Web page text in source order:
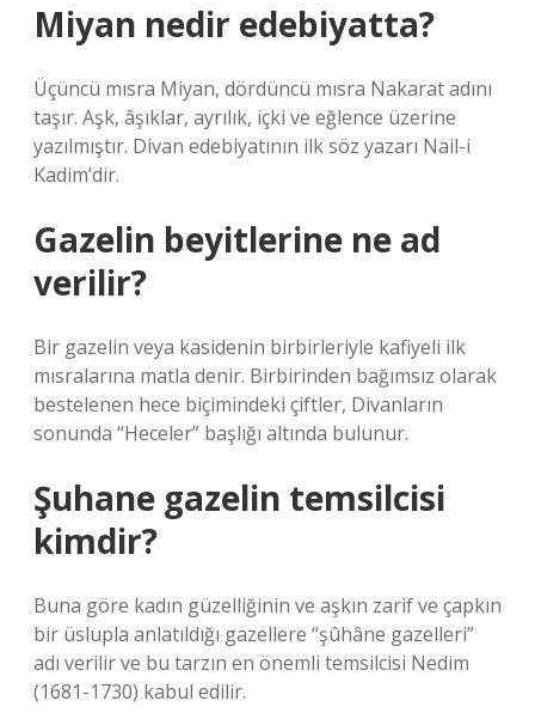
Miyan nedir edebiyatta?
Üçüncü mısra Miyan, dördüncü mısra Nakarat adını
taşır. Aşk, âşıklar, ayrılık, içki ve eğlence üzerine
yazılmıştır. Divan edebiyatının ilk söz yazarı Nail-i
Kadim’dir.
Gazelin beyitlerine ne ad
verilir?
Bir gazelin veya kasidenin birbirleriyle kafiyeli ilk
mısralarına matla denir. Birbirinden bağımsız olarak
bestelenen hece biçimindeki çiftler, Divanların
sonunda “Heceler” başlığı altında bulunur.
Şuhane gazelin temsilcisi
kimdir?
Buna göre kadın güzelliğinin ve aşkın zarif ve çapkın
bir üslupla anlatıldığı gazellere “şûhâne gazelleri”
adı verilir ve bu tarzın en önemli temsilcisi Nedim
(1681-1730) kabul edilir.